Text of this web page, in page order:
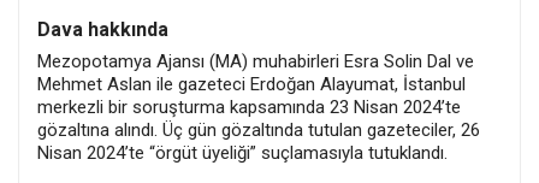
Dava hakkında
Mezopotamya Ajansı (MA) muhabirleri Esra Solin Dal ve
Mehmet Aslan ile gazeteci Erdoğan Alayumat, İstanbul
merkezli bir soruşturma kapsamında 23 Nisan 2024’te
gözaltına alındı. Üç gün gözaltında tutulan gazeteciler, 26
Nisan 2024’te “örgüt üyeliği” suçlamasıyla tutuklandı.